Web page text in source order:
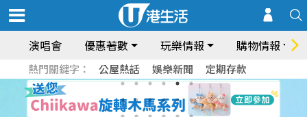
演唱會 優惠著數 玩樂情報 購物情報
熱門關鍵字： 公屋熱話 娛樂新聞 定期存款